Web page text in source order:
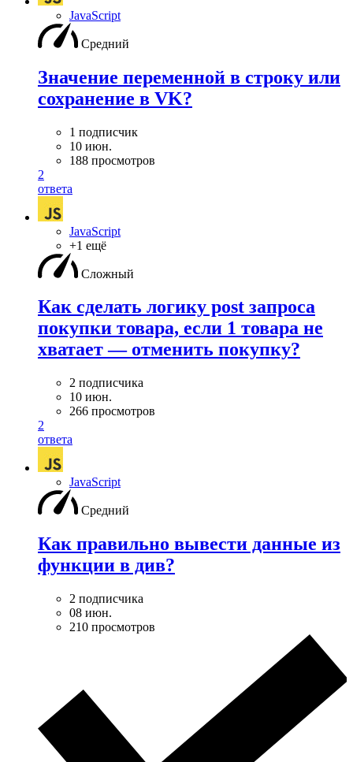
JavaScript
Средний
Значение переменной в строку или
сохранение в VK?
1 подписчик
10 июн.
188 просмотров
2
ответа
JavaScript
+1 ещё
Сложный
Как сделать логику post запроса
покупки товара, если 1 товара не
хватает — отменить покупку?
2 подписчика
10 июн.
266 просмотров
2
ответа
JavaScript
Средний
Как правильно вывести данные из
функции в див?
2 подписчика
08 июн.
210 просмотров